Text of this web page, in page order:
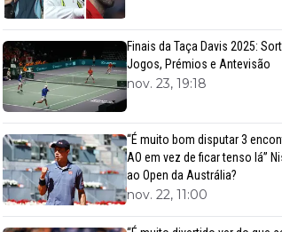
Finais da Taça Davis 2025:
Jogos, Prémios e Antevisão
nov. 23, 19:18
“É muito bom disputar 3
AO em vez de ficar tenso lá”
ao Open da Austrália?
nov. 22, 11:00